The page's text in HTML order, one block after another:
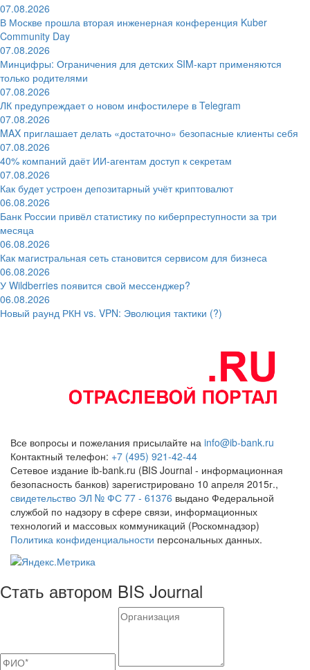
07.08.2026
В Москве прошла вторая инженерная конференция Kuber
Community Day
07.08.2026
Минцифры: Ограничения для детских SIM-карт применяются
только родителями
07.08.2026
ЛК предупреждает о новом инфостилере в Telegram
07.08.2026
MAX приглашает делать «достаточно» безопасные клиенты себя
07.08.2026
40% компаний даёт ИИ‑агентам доступ к секретам
07.08.2026
Как будет устроен депозитарный учёт криптовалют
06.08.2026
Банк России привёл статистику по киберпреступности за три
месяца
06.08.2026
Как магистральная сеть становится сервисом для бизнеса
06.08.2026
У Wildberries появится свой мессенджер?
06.08.2026
Новый раунд РКН vs. VPN: Эволюция тактики (?)
Все вопросы и пожелания присылайте на info@ib-bank.ru
Контактный телефон: +7 (495) 921-42-44
Сетевое издание ib-bank.ru (BIS Journal - информационная
безопасность банков) зарегистрировано 10 апреля 2015г.,
свидетельство ЭЛ № ФС 77 - 61376 выдано Федеральной
службой по надзору в сфере связи, информационных
технологий и массовых коммуникаций (Роскомнадзор)
Политика конфиденциальности персональных данных.
Стать автором BIS Journal